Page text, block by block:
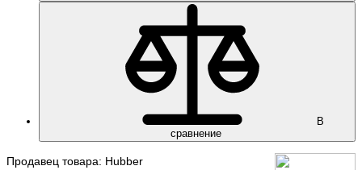
В
сравнение
Продавец товара: Hubber